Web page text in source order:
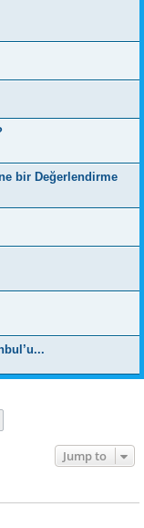
bir Değerlendirme
Jump to